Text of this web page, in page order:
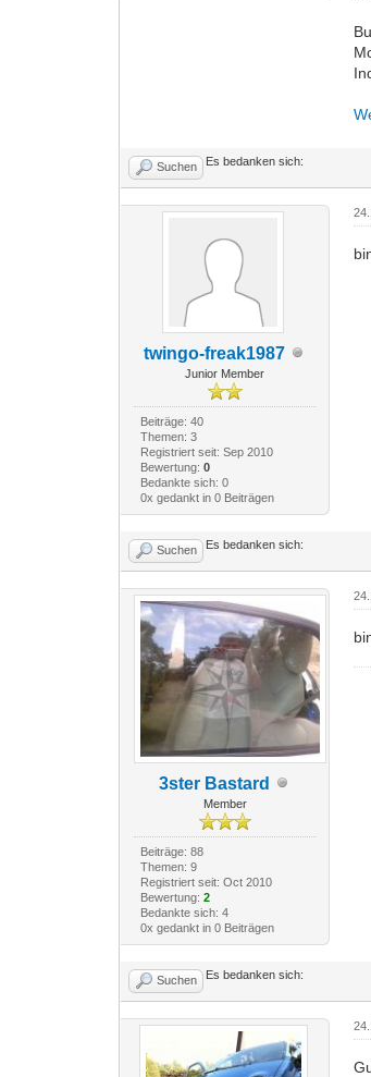
Suchen Es bedanken sich:
twingo-freak1987
Junior Member
Beiträge: 40
Themen: 3
Registriert seit: Sep 2010
Bewertung: 0
Bedankte sich: 0
0x gedankt in 0 Beiträgen
Suchen Es bedanken sich:
3ster Bastard
Member
Beiträge: 88
Themen: 9
Registriert seit: Oct 2010
Bewertung: 2
Bedankte sich: 4
0x gedankt in 0 Beiträgen
Suchen Es bedanken sich: